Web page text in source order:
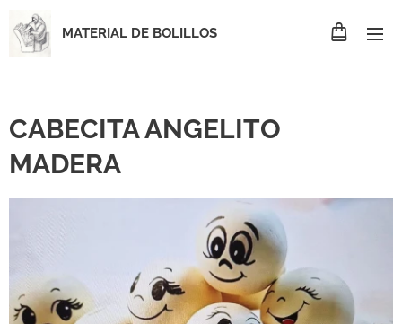
MATERIAL DE BOLILLOS
CABECITA ANGELITO
MADERA